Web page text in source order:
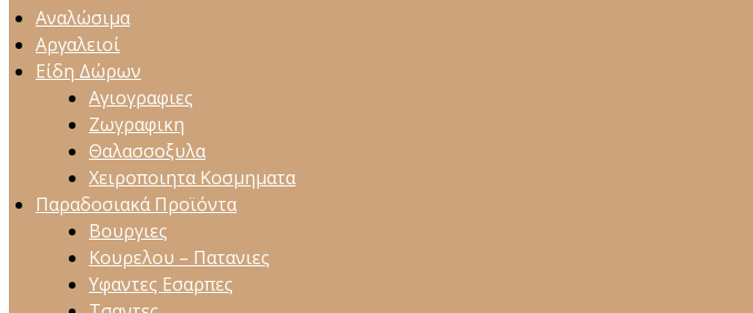
Αναλώσιμα
Αργαλειοί
Είδη Δώρων
Αγιογραφιες
Ζωγραφικη
Θαλασσοξυλα
Χειροποιητα Κοσμηματα
Παραδοσιακά Προϊόντα
Βουργιες
Κουρελου – Πατανιες
Υφαντες Εσαρπες